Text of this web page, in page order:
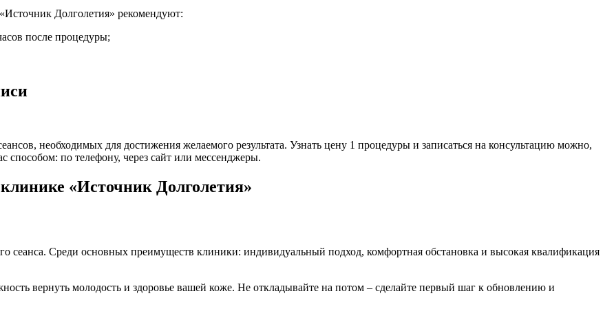
Долголетия» рекомендуют:
после процедуры;
необходимых для достижения желаемого результата. Узнать цену 1 процедуры и записаться на консультацию можно,
по телефону, через сайт или мессенджеры.
«Источник Долголетия»
Среди основных преимуществ клиники: индивидуальный подход, комфортная обстановка и высокая квалификация
вернуть молодость и здоровье вашей коже. Не откладывайте на потом – сделайте первый шаг к обновлению и